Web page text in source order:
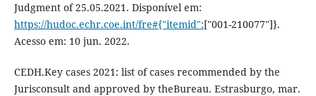
Judgment of 25.05.2021. Disponível em:
https://hudoc.echr.coe.int/fre#{"itemid":["001-210077"]}.
Acesso em: 10 jun. 2022.
CEDH.Key cases 2021: list of cases recommended by the
Jurisconsult and approved by theBureau. Estrasburgo, mar.